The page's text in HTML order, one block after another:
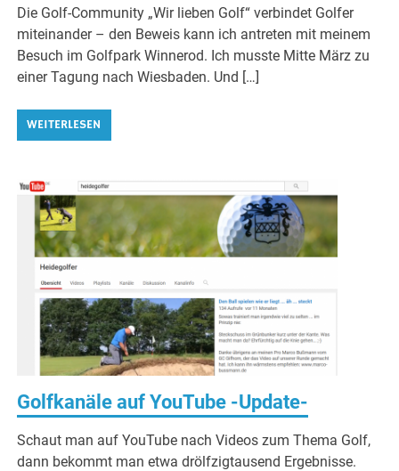
Die Golf-Community „Wir lieben Golf“ verbindet Golfer
miteinander – den Beweis kann ich antreten mit meinem
Besuch im Golfpark Winnerod. Ich musste Mitte März zu
einer Tagung nach Wiesbaden. Und […]
WEITERLESEN
Golfkanäle auf YouTube -Update-
Schaut man auf YouTube nach Videos zum Thema Golf,
dann bekommt man etwa drölfzigtausend Ergebnisse.